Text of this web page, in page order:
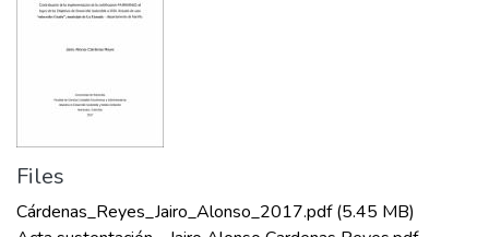
Files
Cárdenas_Reyes_Jairo_Alonso_2017.pdf(5.45 MB)